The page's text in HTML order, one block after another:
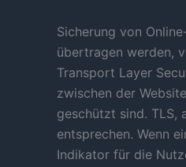
Sicherung von
übertragen werden,
Transport Layer
zwischen der
geschützt sind. TLS,
entsprechen. Wenn
Indikator für die